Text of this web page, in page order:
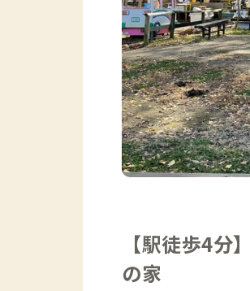
【駅徒歩4分
の家